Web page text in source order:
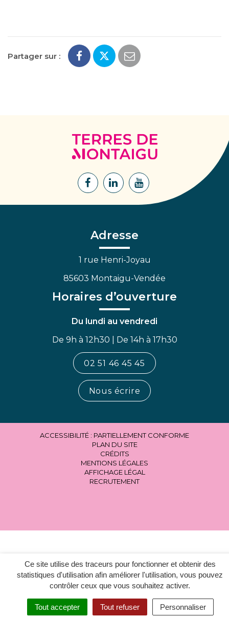
Ce site utilise des traceurs pour fonctionner et obtenir des
statistiques d'utilisation afin améliorer l'utilisation, vous pouvez
contrôler ceux que vous souhaitez activer.
Tout accepter Tout refuser Personnaliser
MENU RECHERCHER EN 1 CLIC ACCESSIBILITÉ
Partager sur :
Terres
de
Montaigu
Lien
Facebook
Lien
Lien
Adresse
1 rue Henri-Joyau
85603 Montaigu-Vendée
Horaires d’ouverture
Du lundi au vendredi
De 9h à 12h30 | De 14h à 17h30
02 51 46 45 45
Nous écrire
ACCESSIBILITÉ : PARTIELLEMENT CONFORME
PLAN DU SITE
CRÉDITS
MENTIONS LÉGALES
AFFICHAGE LÉGAL
RECRUTEMENT